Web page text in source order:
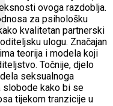
ovoga razdoblja.
za psihološku
kvalitetan partnerski
ulogu. Značajan
teorija i modela koji
Točnije, djelo
seksualnoga
slobode kako bi se
tijekom tranzicije u